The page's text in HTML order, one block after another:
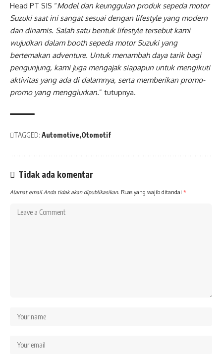
Head PT SIS “Model dan keunggulan produk sepeda motor
Suzuki saat ini sangat sesuai dengan lifestyle yang modern
dan dinamis. Salah satu bentuk lifestyle tersebut kami
wujudkan dalam booth sepeda motor Suzuki yang
bertemakan adventure. Untuk menambah daya tarik bagi
pengunjung, kami juga mengajak siapapun untuk mengikuti
aktivitas yang ada di dalamnya, serta memberikan promo-
promo yang menggiurkan.” tutupnya.
TAGGED: Automotive Otomotif
Tidak ada komentar
Alamat email Anda tidak akan dipublikasikan. Ruas yang wajib ditandai *